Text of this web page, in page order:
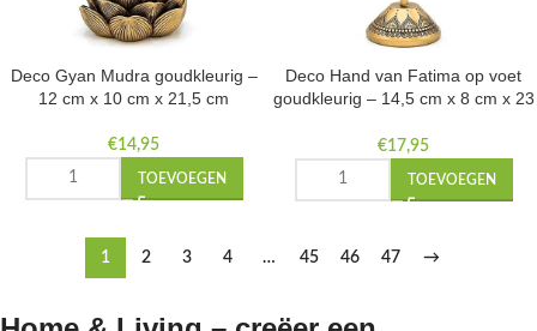
Deco Gyan Mudra goudkleurig –
12 cm x 10 cm x 21,5 cm
€14,95
TOEVOEGEN
Deco Hand van Fatima op voet
goudkleurig – 14,5 cm x 8 cm x 23
€17,95
TOEVOEGEN
1 2 3 4 … 45 46 47 →